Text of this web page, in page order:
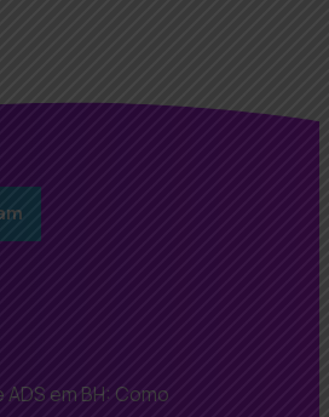
ADS em BH: Como